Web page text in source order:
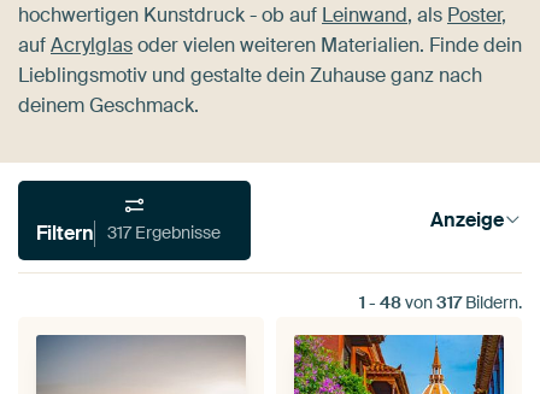
hochwertigen Kunstdruck - ob auf Leinwand, als Poster,
aufAcrylglasoder vielen weiteren Materialien. Finde dein
Lieblingsmotiv und gestalte dein Zuhause ganz nach
deinem Geschmack.
Filtern 317 Ergebnisse Anzeige
1 - 48von317Bildern.